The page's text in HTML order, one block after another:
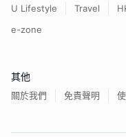
U Lifestyle Travel
e-zone
其他
關於我們 免責聲明